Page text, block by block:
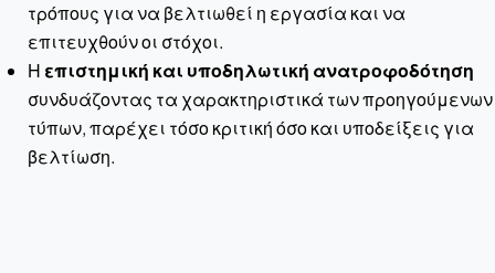
τρόπους για να βελτιωθεί η εργασία και να
επιτευχθούν οι στόχοι.
Η επιστημική και υποδηλωτική ανατροφοδότηση
συνδυάζοντας τα χαρακτηριστικά των προηγούμενων
τύπων, παρέχει τόσο κριτική όσο και υποδείξεις για
βελτίωση.